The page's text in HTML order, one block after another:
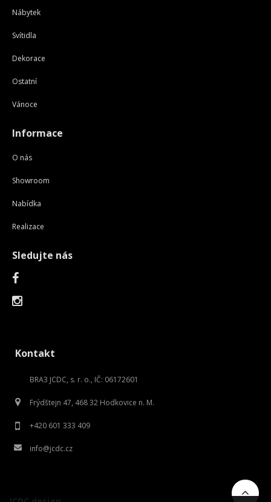
Nábytek
Svítidla
Dekorace
Ostatní
Vánoce
Informace
O nás
Showroom
Nabídka
Realizace
Sledujte nás
Kontakt
BRA3 JCDC, s. r. o., IČ: 06172601
Frýdštejn 47, 468 32 Hodkovice n. M.
+420 601 333 409
info@jcdc.cz